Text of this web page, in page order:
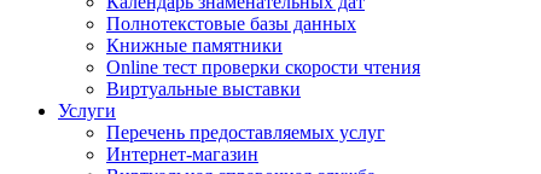
Полнотекстовые базы данных
Книжные памятники
Online тест проверки скорости чтения
Виртуальные выставки
Услуги
Перечень предоставляемых услуг
Интернет-магазин